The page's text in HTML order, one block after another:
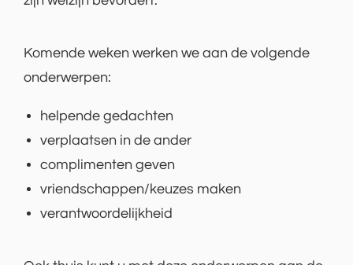
Komende weken werken we aan de volgende
onderwerpen:
helpende gedachten
verplaatsen in de ander
complimenten geven
vriendschappen/keuzes maken
verantwoordelijkheid